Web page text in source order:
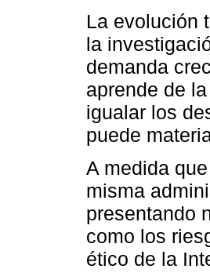
La evolución
la
demanda
aprende de
igualar los
puede
A medida
misma
presentando
como los
ético de la